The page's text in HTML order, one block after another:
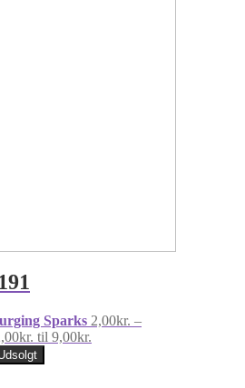
Sparks 2,00kr. –
til 9,00kr.